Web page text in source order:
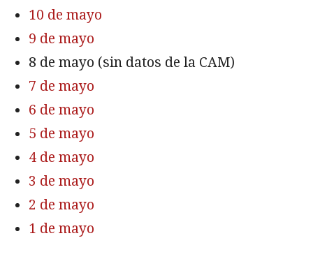
10 de mayo
9 de mayo
8 de mayo (sin datos de la CAM)
7 de mayo
6 de mayo
5 de mayo
4 de mayo
3 de mayo
2 de mayo
1 de mayo